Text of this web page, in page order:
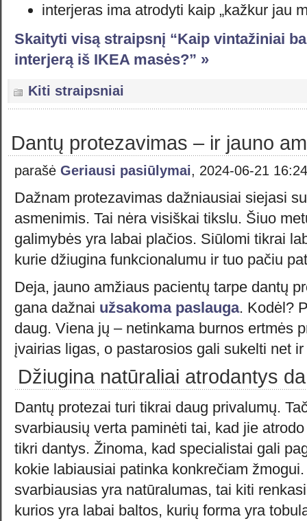
interjeras ima atrodyti kaip „kažkur jau
Skaityti visą straipsnį “Kaip vintažiniai
interjerą iš IKEA masės?” »
Kiti straipsniai
Dantų protezavimas – ir jauno
parašė Geriausi pasiūlymai, 2024-06-21 16:24
Dažnam protezavimas dažniausiai siejasi
asmenimis. Tai nėra visiškai tikslu. Šiuo
galimybės yra labai plačios. Siūlomi tikrai
kurie džiugina funkcionalumu ir tuo pačiu
Deja, jauno amžiaus pacientų tarpe dantų
gana dažnai užsakoma paslauga. Kodėl?
daug. Viena jų – netinkama burnos ertmės
įvairias ligas, o pastarosios gali sukelti net
Džiugina natūraliai atrodantys
Dantų protezai turi tikrai daug privalumų.
svarbiausių verta paminėti tai, kad jie
tikri dantys. Žinoma, kad specialistai gali
kokie labiausiai patinka konkrečiam
svarbiausias yra natūralumas, tai kiti
kurios yra labai baltos, kurių forma yra